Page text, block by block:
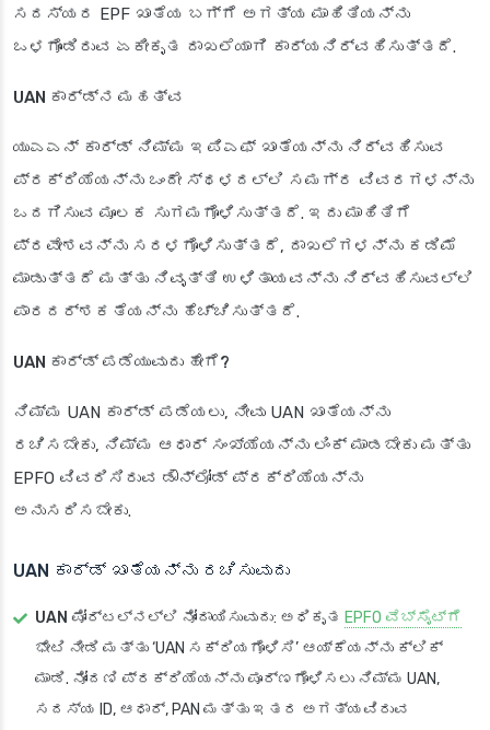
ಸದಸ್ಯರ EPF ಖಾತೆಯ ಬಗ್ಗೆ ಅಗತ್ಯ ಮಾಹಿತಿಯನ್ನು
ಒಳಗೊಂಡಿರುವ ಏಕೀಕೃತ ದಾಖಲೆಯಾಗಿ ಕಾರ್ಯನಿರ್ವಹಿಸುತ್ತದೆ.
UAN ಕಾರ್ಡ್‌ನ ಮಹತ್ವ
ಯುಎಎನ್ ಕಾರ್ಡ್ ನಿಮ್ಮ ಇಪಿಎಫ್ ಖಾತೆಯನ್ನು ನಿರ್ವಹಿಸುವ
ಪ್ರಕ್ರಿಯೆಯನ್ನು ಒಂದೇ ಸ್ಥಳದಲ್ಲಿ ಸಮಗ್ರ ವಿವರಗಳನ್ನು
ಒದಗಿಸುವ ಮೂಲಕ ಸುಗಮಗೊಳಿಸುತ್ತದೆ. ಇದು ಮಾಹಿತಿಗೆ
ಪ್ರವೇಶವನ್ನು ಸರಳಗೊಳಿಸುತ್ತದೆ, ದಾಖಲೆಗಳನ್ನು ಕಡಿಮೆ
ಮಾಡುತ್ತದೆ ಮತ್ತು ನಿವೃತ್ತಿ ಉಳಿತಾಯವನ್ನು ನಿರ್ವಹಿಸುವಲ್ಲಿ
ಪಾರದರ್ಶಕತೆಯನ್ನು ಹೆಚ್ಚಿಸುತ್ತದೆ.
UAN ಕಾರ್ಡ್ ಪಡೆಯುವುದು ಹೇಗೆ?
ನಿಮ್ಮ UAN ಕಾರ್ಡ್ ಪಡೆಯಲು, ನೀವು UAN ಖಾತೆಯನ್ನು
ರಚಿಸಬೇಕು, ನಿಮ್ಮ ಆಧಾರ್ ಸಂಖ್ಯೆಯನ್ನು ಲಿಂಕ್ ಮಾಡಬೇಕು ಮತ್ತು
EPFO ವಿವರಿಸಿರುವ ಡೌನ್‌ಲೋಡ್ ಪ್ರಕ್ರಿಯೆಯನ್ನು
ಅನುಸರಿಸಬೇಕು.
UAN ಕಾರ್ಡ್ ಖಾತೆಯನ್ನು ರಚಿಸುವುದು
UAN ಪೋರ್ಟಲ್‌ನಲ್ಲಿ ನೋಂದಾಯಿಸುವುದು: ಅಧಿಕೃತ EPFO ವೆಬ್‌ಸೈಟ್‌ಗೆ
ಭೇಟಿ ನೀಡಿ ಮತ್ತು ‘UAN ಸಕ್ರಿಯಗೊಳಿಸಿ’ ಆಯ್ಕೆಯನ್ನು ಕ್ಲಿಕ್
ಮಾಡಿ. ನೋಂದಣಿ ಪ್ರಕ್ರಿಯೆಯನ್ನು ಪೂರ್ಣಗೊಳಿಸಲು ನಿಮ್ಮ UAN,
ಸದಸ್ಯ ID, ಆಧಾರ್, PAN ಮತ್ತು ಇತರ ಅಗತ್ಯವಿರುವ